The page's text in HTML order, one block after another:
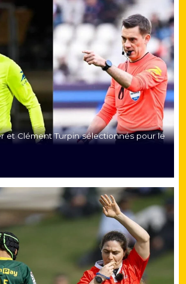
et Clément Turpin sélectionnés pour le